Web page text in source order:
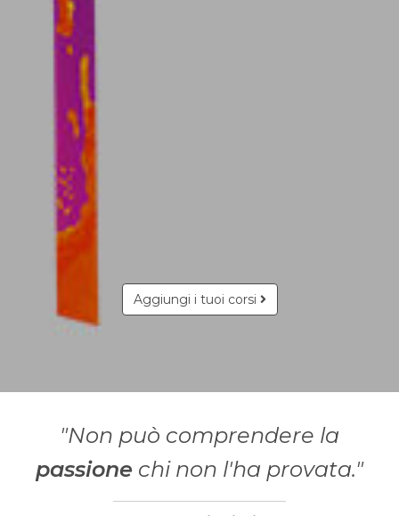
Aggiungi i tuoi corsi
"Non può comprendere la
passione chi non l'ha provata."